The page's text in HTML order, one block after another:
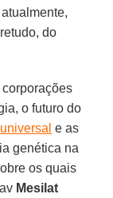
do
o futuro do
e as
genética na
os quais
Mesilat